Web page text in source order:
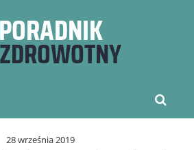
for:
28 września 2019